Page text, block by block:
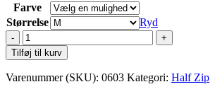
Farve
Størrelse
Ryd
ID
Sweatshirt
-
Zip
Tilføj til kurv
Varenummer (SKU): 0603 Kategori: Half Zip